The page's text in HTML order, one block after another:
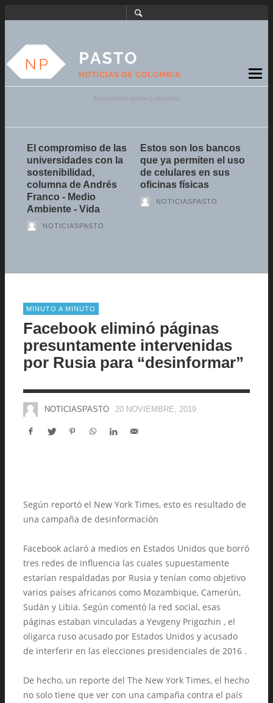
Actualidad sobre Colombia
El compromiso de las
universidades con la
sostenibilidad,
columna de Andrés
Franco - Medio
Ambiente - Vida
NOTICIASPASTO
Estos son los bancos
que ya permiten el uso
de celulares en sus
oficinas físicas
NOTICIASPASTO
MINUTO A MINUTO
Facebook eliminó páginas
presuntamente intervenidas
por Rusia para “desinformar”
NOTICIASPASTO 20 NOVIEMBRE, 2019
Según reportó el New York Times, esto es resultado de
una campaña de desinformación
Facebook aclaró a medios en Estados Unidos que borró
tres redes de influencia las cuales supuestamente
estarían respaldadas por Rusia y tenían como objetivo
varios países africanos como Mozambique, Camerún,
Sudán y Libia. Según comentó la red social, esas
páginas estaban vinculadas a Yevgeny Prigozhin , el
oligarca ruso acusado por Estados Unidos y acusado
de interferir en las elecciones presidenciales de 2016 .
De hecho, un reporte del The New York Times, el hecho
no solo tiene que ver con una campaña contra el país